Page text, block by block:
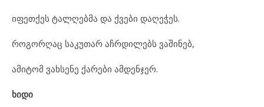
იფეთქეს ტალღებმა და ქვები დაღეჭეს.
როგორღაც საკუთარ აჩრდილებს ვაშინებ,
ამიტომ ვახსენე ქარები ამდენჯერ.
ხიდი